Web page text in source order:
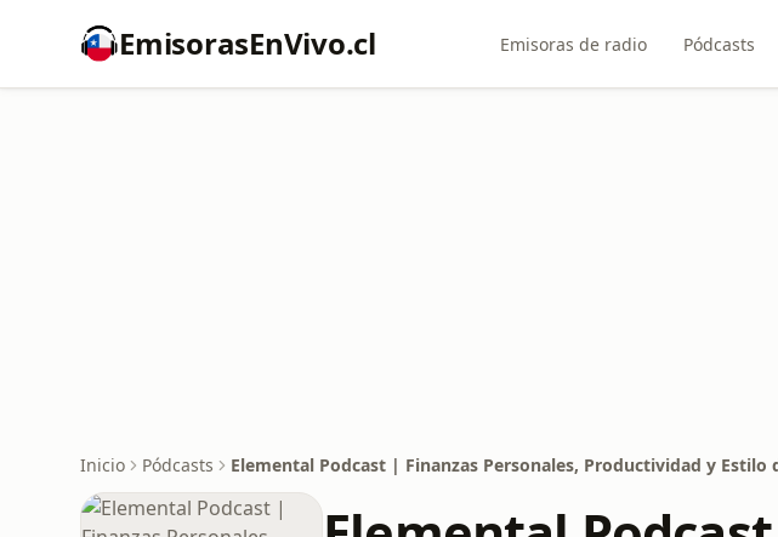
EmisorasEnVivo.cl Emisoras de radio Pódcasts
Inicio Pódcasts Elemental Podcast | Finanzas Personales, Productividad y Estilo